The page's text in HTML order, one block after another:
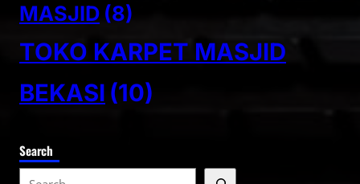
MASJID (8)
TOKO KARPET MASJID
BEKASI (10)
Search